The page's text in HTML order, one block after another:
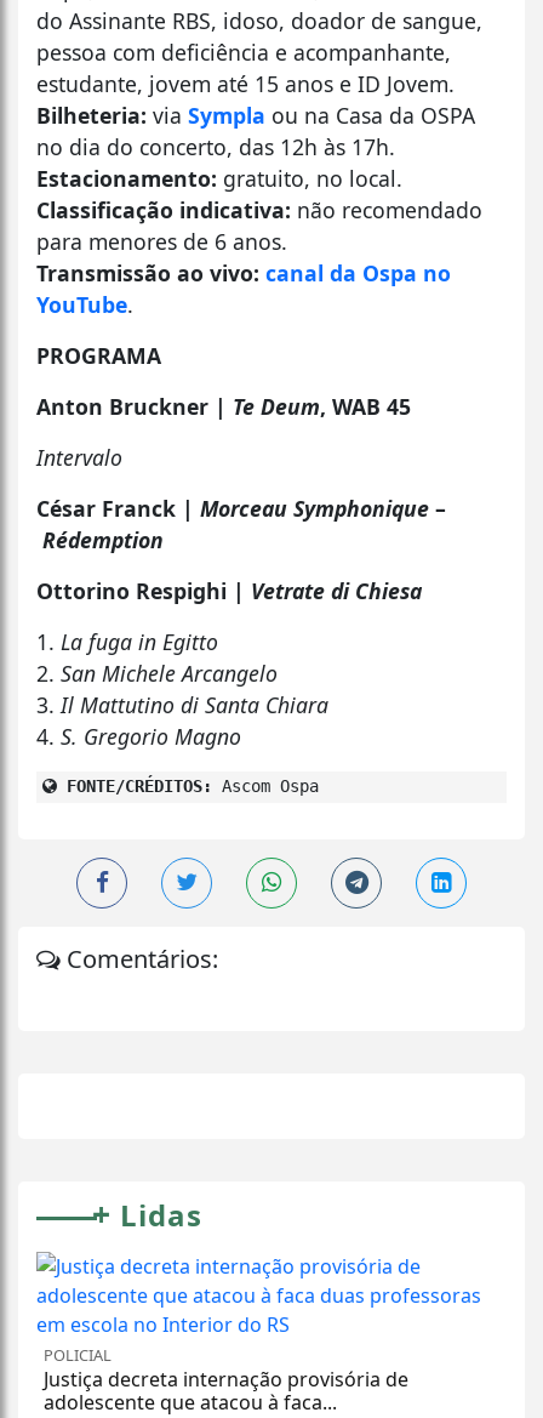
do Assinante RBS, idoso, doador de sangue,
pessoa com deficiência e acompanhante,
estudante, jovem até 15 anos e ID Jovem.
Bilheteria: via Sympla ou na Casa da OSPA
no dia do concerto, das 12h às 17h.
Estacionamento: gratuito, no local.
Classificação indicativa: não recomendado
para menores de 6 anos.
Transmissão ao vivo: canal da Ospa no
YouTube.
PROGRAMA
Anton Bruckner | Te Deum, WAB 45
Intervalo
César Franck | Morceau Symphonique –
Rédemption
Ottorino Respighi | Vetrate di Chiesa
1. La fuga in Egitto
2. San Michele Arcangelo
3.Il Mattutino di Santa Chiara
4. S. Gregorio Magno
FONTE/CRÉDITOS: Ascom Ospa
Comentários:
+ Lidas
POLICIAL
Justiça decreta internação provisória de
adolescente que atacou à faca...